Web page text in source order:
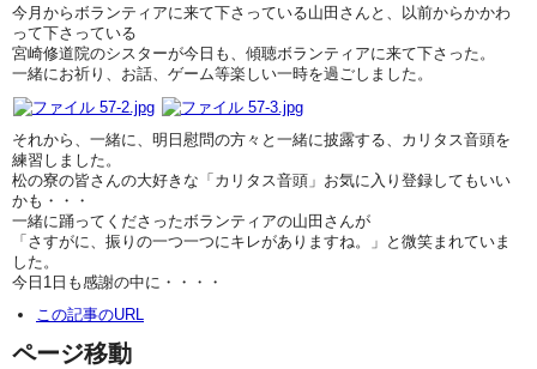
今月からボランティアに来て下さっている山田さんと、以前からかかわ
って下さっている
宮崎修道院のシスターが今日も、傾聴ボランティアに来て下さった。
一緒にお祈り、お話、ゲーム等楽しい一時を過ごしました。
それから、一緒に、明日慰問の方々と一緒に披露する、カリタス音頭を
練習しました。
松の寮の皆さんの大好きな「カリタス音頭」お気に入り登録してもいい
かも・・・
一緒に踊ってくださったボランティアの山田さんが
「さすがに、振りの一つ一つにキレがありますね。」と微笑まれていま
した。
今日1日も感謝の中に・・・・
この記事のURL
ページ移動